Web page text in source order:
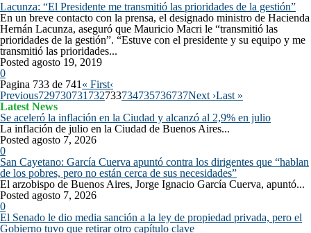
Lacunza: “El Presidente me transmitió las prioridades de la gestión”
En un breve contacto con la prensa, el designado ministro de Hacienda
Hernán Lacunza, aseguró que Mauricio Macri le “transmitió las
prioridades de la gestión”. “Estuve con el presidente y su equipo y me
transmitió las prioridades...
Posted agosto 19, 2019
0
Pagina 733 de 741 « First‹
Previous729730731 732733734735736737Next ›Last »
Latest News
Se aceleró la inflación en la Ciudad y alcanzó al 2,9% en julio
La inflación de julio en la Ciudad de Buenos Aires...
Posted agosto 7, 2026
0
San Cayetano: García Cuerva apuntó contra los dirigentes que “hablan
de los pobres, pero no están cerca de sus necesidades”
El arzobispo de Buenos Aires, Jorge Ignacio García Cuerva, apuntó...
Posted agosto 7, 2026
0
El Senado le dio media sanción a la ley de propiedad privada, pero el
Gobierno tuvo que retirar otro capítulo clave